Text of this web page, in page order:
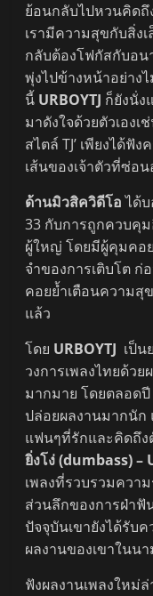
ย้อนกลับไปหวนคิดถึ
เรามีความสุขกับสิ่ง
กลับต้องโฟกัสกับอน
พุ่งไปข้างหน้าอย่าง
นี้ URBOYTJ ก็ยังนั่ง
มาดังใจด้วยตัวเองเ
สไตล์ TJ’ เพียงได้ฟั
เส้นของเจ้าตัวที่ซ่อ
ด้านมิวสิควิดีโอได้บ
33 กับการถูกควบคุ
ผู้ใหญ่ โดยมีผู้คุมคอ
จำของการเติบโต ก่
คอยย้ำเตือนความสุ
แล้ว
โดย URBOYTJ เป็น
วงการเพลงไทยด้ว
มากมาย โดยตลอดปี
ปล่อยผลงานมากนัก
แฟนๆที่รักและคิดถึง
ยิ่งโง่ (dumbass) –
เพลงที่รวบรวมคว
ส่วนลึกของการฝ่าฟั
ปัจจุบันเขายังได้รับ
ผลงานของเขาในนา
ฟังผลงานเพลงใหม่